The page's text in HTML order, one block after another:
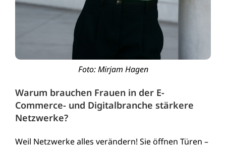
Foto: Mirjam Hagen
Warum brauchen Frauen in der E-
Commerce- und Digitalbranche stärkere
Netzwerke?
Weil Netzwerke alles verändern! Sie öffnen Türen –